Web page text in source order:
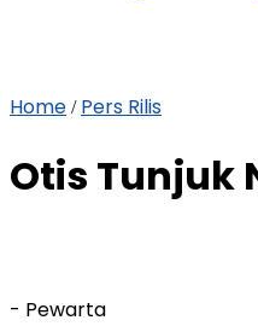
Home / Pers Rilis
Otis Tunjuk
- Pewarta